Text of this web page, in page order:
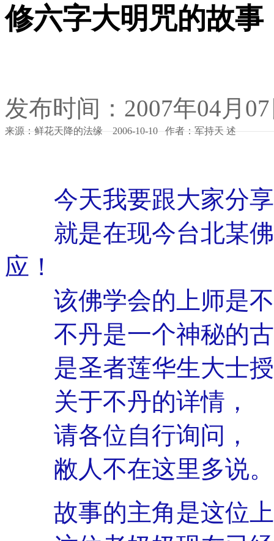
修六字大明咒的故事
发布时间：2007年04月
来源：鲜花天降的法缘 2006-10-10 作者：军持天 述
今天我要跟大家分享
就是在现今台北某佛
应！
该佛学会的上师是不
不丹是一个神秘的古
是圣者莲华生大士授
关于不丹的详情，
请各位自行询问，
敝人不在这里多说。
故事的主角是这位